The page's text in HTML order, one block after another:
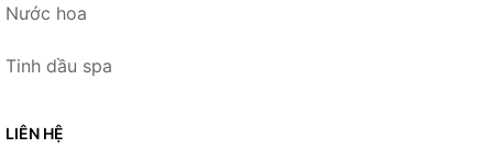
Nước hoa
Tinh dầu spa
LIÊN HỆ